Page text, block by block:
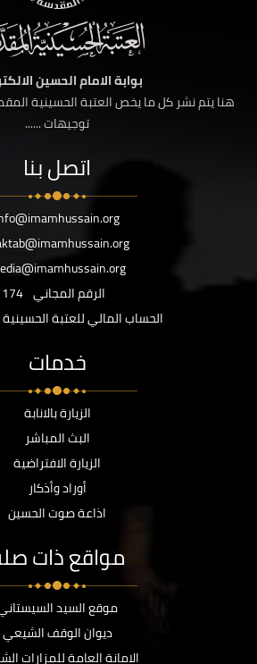
بوابة الامام الحسين
هنا يتم نشر كل ما يخص العتبة الحسينية
توجيهات ......
اتصل بنا
الرقم المجاني 174
الحساب المالي للعتبة
خدمات
الزيارة بالانابة
البث المباشر
الزيارة الافتراضية
أوراد وأذكار
اذاعة صوت الحسين
مواقع ذات
موقع السيد
ديوان الوقف الشيعي
الامانة العامة للمزارات